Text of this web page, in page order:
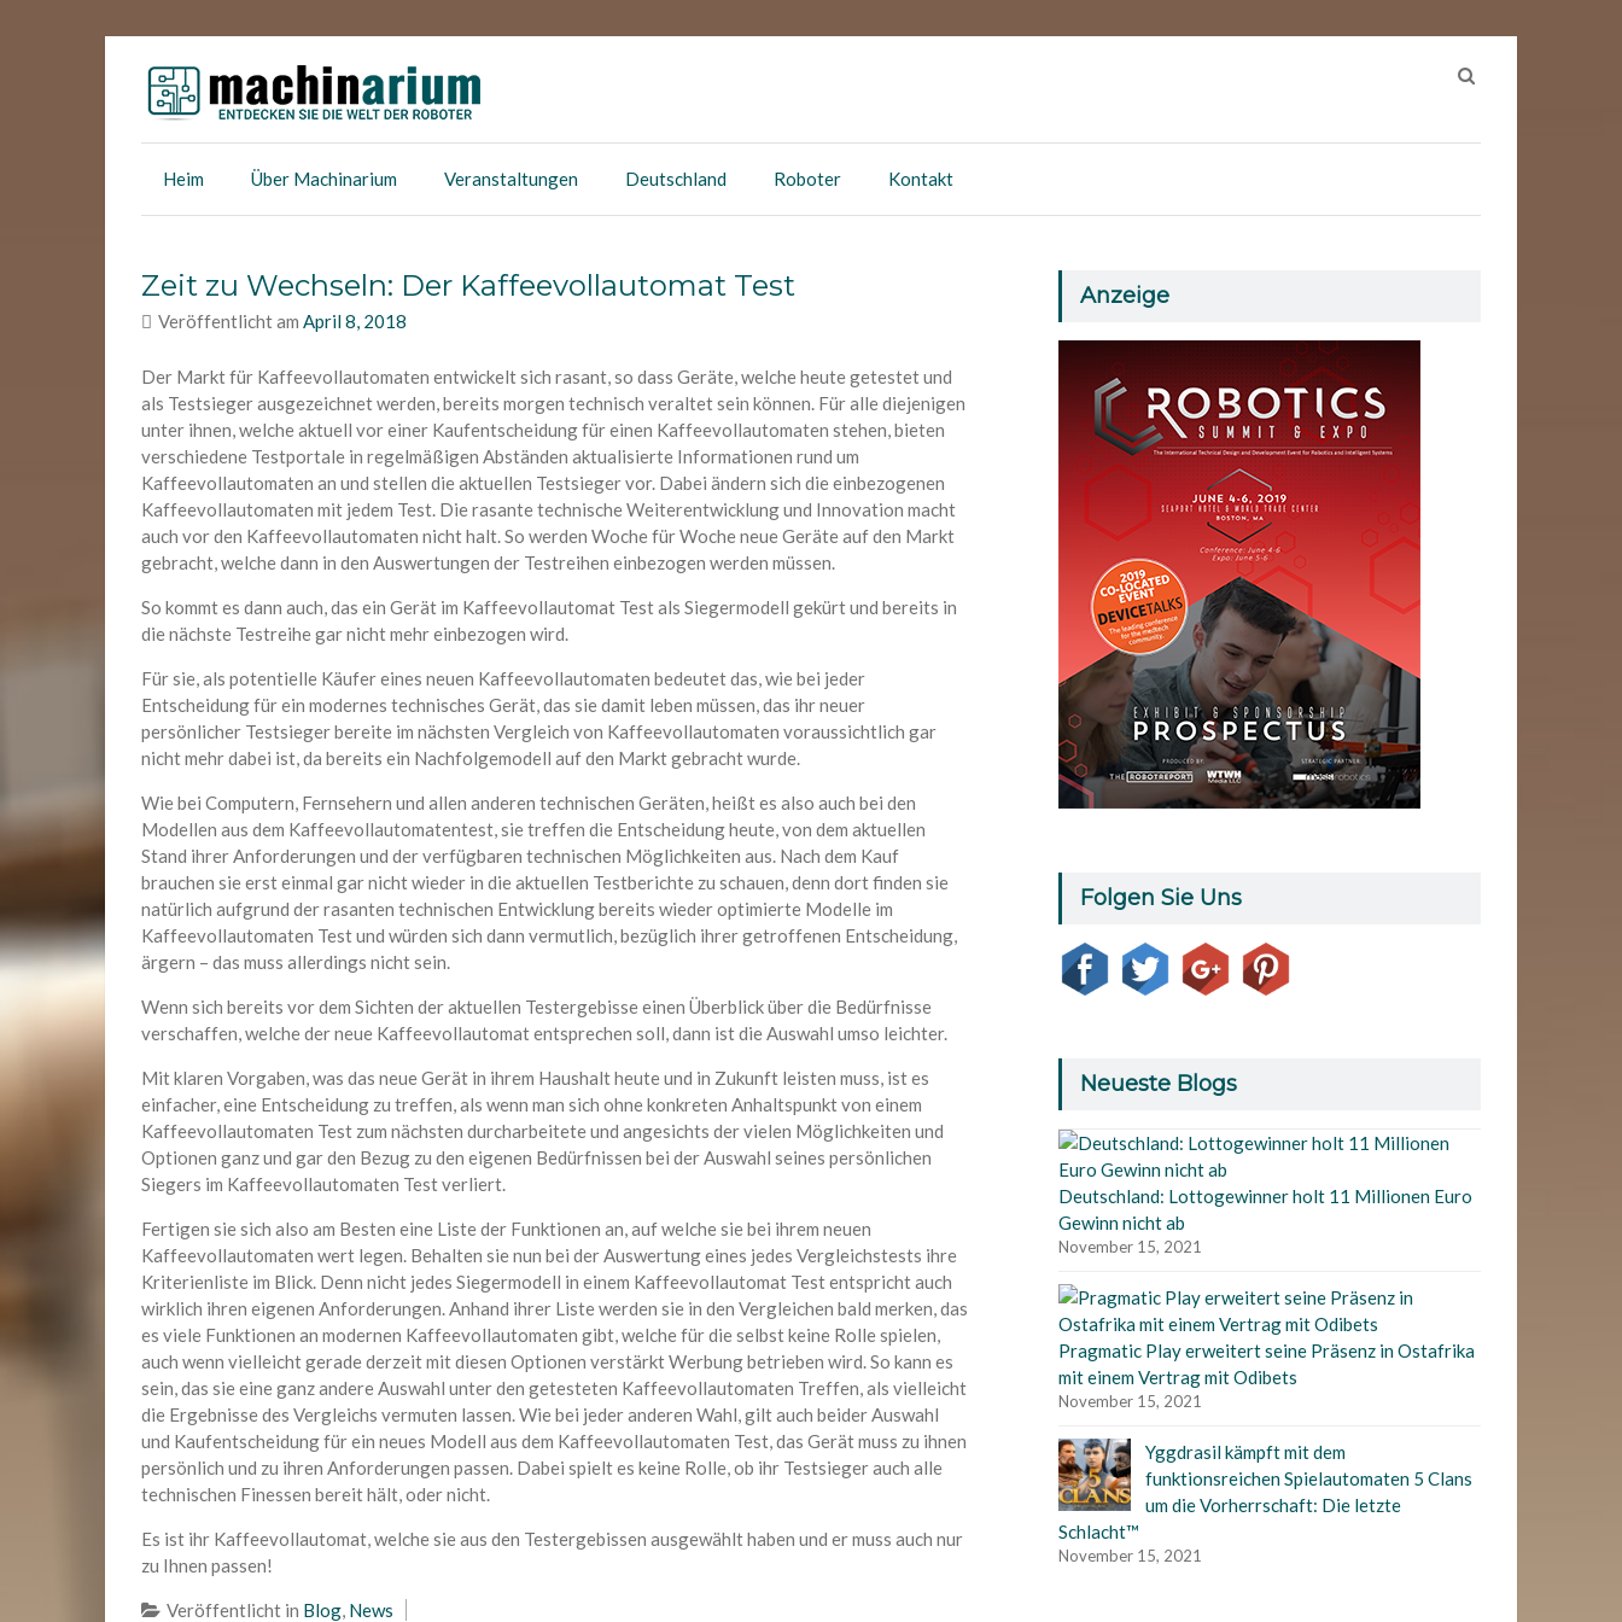
content
Machinarium
Entdecken die Welt der Roboter
Suchen
Heim Über Machinarium Veranstaltungen Deutschland Roboter Kontakt
Zeit zu Wechseln: Der Kaffeevollautomat Test
Veröffentlicht am April 8, 2018
Der Markt für Kaffeevollautomaten entwickelt sich rasant, so dass Geräte, welche heute getestet und
als Testsieger ausgezeichnet werden, bereits morgen technisch veraltet sein können. Für alle diejenigen
unter ihnen, welche aktuell vor einer Kaufentscheidung für einen Kaffeevollautomaten stehen, bieten
verschiedene Testportale in regelmäßigen Abständen aktualisierte Informationen rund um
Kaffeevollautomaten an und stellen die aktuellen Testsieger vor. Dabei ändern sich die einbezogenen
Kaffeevollautomaten mit jedem Test. Die rasante technische Weiterentwicklung und Innovation macht
auch vor den Kaffeevollautomaten nicht halt. So werden Woche für Woche neue Geräte auf den Markt
gebracht, welche dann in den Auswertungen der Testreihen einbezogen werden müssen.
So kommt es dann auch, das ein Gerät im Kaffeevollautomat Test als Siegermodell gekürt und bereits in
die nächste Testreihe gar nicht mehr einbezogen wird.
Für sie, als potentielle Käufer eines neuen Kaffeevollautomaten bedeutet das, wie bei jeder
Entscheidung für ein modernes technisches Gerät, das sie damit leben müssen, das ihr neuer
persönlicher Testsieger bereite im nächsten Vergleich von Kaffeevollautomaten voraussichtlich gar
nicht mehr dabei ist, da bereits ein Nachfolgemodell auf den Markt gebracht wurde.
Wie bei Computern, Fernsehern und allen anderen technischen Geräten, heißt es also auch bei den
Modellen aus dem Kaffeevollautomatentest, sie treffen die Entscheidung heute, von dem aktuellen
Stand ihrer Anforderungen und der verfügbaren technischen Möglichkeiten aus. Nach dem Kauf
brauchen sie erst einmal gar nicht wieder in die aktuellen Testberichte zu schauen, denn dort finden sie
natürlich aufgrund der rasanten technischen Entwicklung bereits wieder optimierte Modelle im
Kaffeevollautomaten Test und würden sich dann vermutlich, bezüglich ihrer getroffenen Entscheidung,
ärgern – das muss allerdings nicht sein.
Wenn sich bereits vor dem Sichten der aktuellen Testergebisse einen Überblick über die Bedürfnisse
verschaffen, welche der neue Kaffeevollautomat entsprechen soll, dann ist die Auswahl umso leichter.
Mit klaren Vorgaben, was das neue Gerät in ihrem Haushalt heute und in Zukunft leisten muss, ist es
einfacher, eine Entscheidung zu treffen, als wenn man sich ohne konkreten Anhaltspunkt von einem
Kaffeevollautomaten Test zum nächsten durcharbeitete und angesichts der vielen Möglichkeiten und
Optionen ganz und gar den Bezug zu den eigenen Bedürfnissen bei der Auswahl seines persönlichen
Siegers im Kaffeevollautomaten Test verliert.
Fertigen sie sich also am Besten eine Liste der Funktionen an, auf welche sie bei ihrem neuen
Kaffeevollautomaten wert legen. Behalten sie nun bei der Auswertung eines jedes Vergleichstests ihre
Kriterienliste im Blick. Denn nicht jedes Siegermodell in einem Kaffeevollautomat Test entspricht auch
wirklich ihren eigenen Anforderungen. Anhand ihrer Liste werden sie in den Vergleichen bald merken, das
es viele Funktionen an modernen Kaffeevollautomaten gibt, welche für die selbst keine Rolle spielen,
auch wenn vielleicht gerade derzeit mit diesen Optionen verstärkt Werbung betrieben wird. So kann es
sein, das sie eine ganz andere Auswahl unter den getesteten Kaffeevollautomaten Treffen, als vielleicht
die Ergebnisse des Vergleichs vermuten lassen. Wie bei jeder anderen Wahl, gilt auch beider Auswahl
und Kaufentscheidung für ein neues Modell aus dem Kaffeevollautomaten Test, das Gerät muss zu ihnen
persönlich und zu ihren Anforderungen passen. Dabei spielt es keine Rolle, ob ihr Testsieger auch alle
technischen Finessen bereit hält, oder nicht.
Es ist ihr Kaffeevollautomat, welche sie aus den Testergebissen ausgewählt haben und er muss auch nur
zu Ihnen passen!
Veröffentlicht in Blog News
Anzeige
Folgen Sie Uns
Neueste Blogs
Deutschland: Lottogewinner holt 11 Millionen Euro
Gewinn nicht ab
November 15, 2021
Pragmatic Play erweitert seine Präsenz in Ostafrika
mit einem Vertrag mit Odibets
November 15, 2021
Yggdrasil kämpft mit dem
funktionsreichen Spielautomaten 5 Clans
um die Vorherrschaft: Die letzte
Schlacht™
November 15, 2021